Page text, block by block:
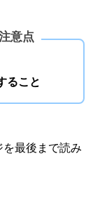
意点
ること
最後まで読み